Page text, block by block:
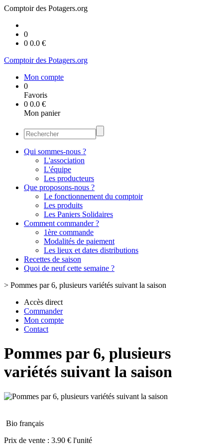
Comptoir des Potagers.org
0
0 0.0 €
Comptoir des Potagers.org
Mon compte
0
Favoris
0 0.0 €
Mon panier
Qui sommes-nous ?
L'association
L'équipe
Les producteurs
Que proposons-nous ?
Le fonctionnement du comptoir
Les produits
Les Paniers Solidaires
Comment commander ?
1ère commande
Modalités de paiement
Les lieux et dates distributions
Recettes de saison
Quoi de neuf cette semaine ?
> Pommes par 6, plusieurs variétés suivant la saison
Accès direct
Commander
Mon compte
Contact
Pommes par 6, plusieurs
variétés suivant la saison
Bio français
Prix de vente : 3.90 € l'unité